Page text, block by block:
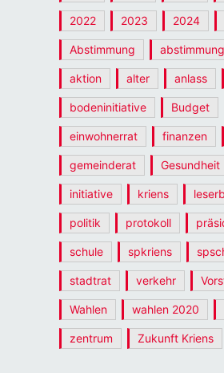
2022 2023 2024
Abstimmung
aktion alter anlass
bodeninitiative Budget
einwohnerrat finanzen
gemeinderat Gesundheit
initiative kriens
politik protokoll
schule spkriens
stadtrat verkehr
Wahlen wahlen 2020
zentrum Zukunft Kriens